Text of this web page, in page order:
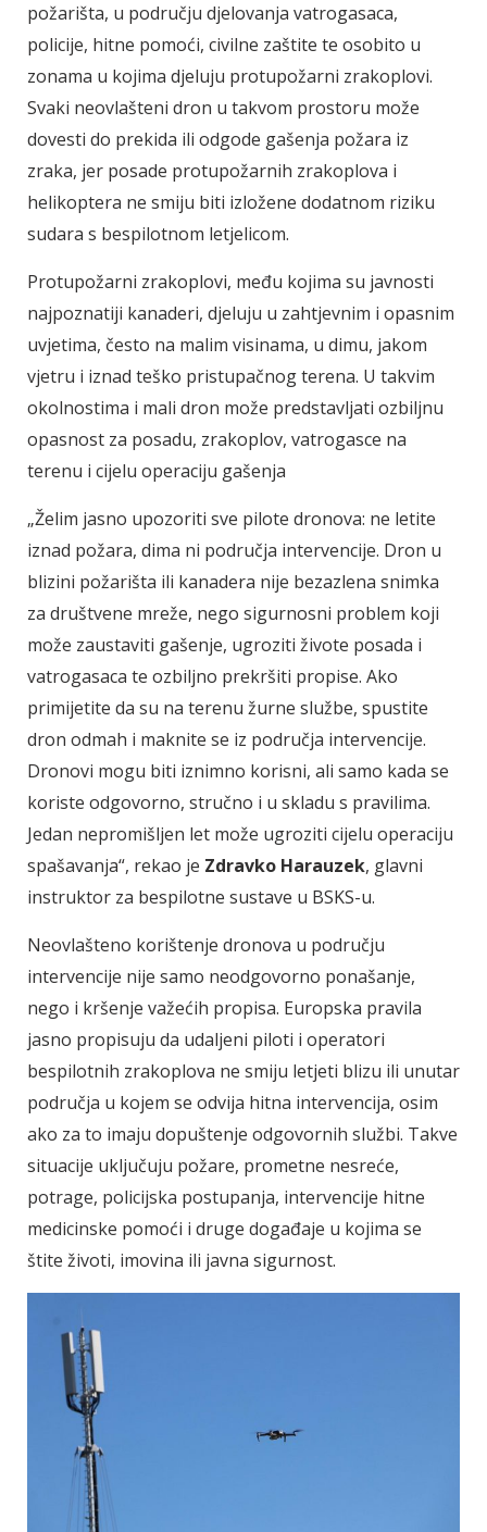
požarišta, u području djelovanja vatrogasaca,
policije, hitne pomoći, civilne zaštite te osobito u
zonama u kojima djeluju protupožarni zrakoplovi.
Svaki neovlašteni dron u takvom prostoru može
dovesti do prekida ili odgode gašenja požara iz
zraka, jer posade protupožarnih zrakoplova i
helikoptera ne smiju biti izložene dodatnom riziku
sudara s bespilotnom letjelicom.
Protupožarni zrakoplovi, među kojima su javnosti
najpoznatiji kanaderi, djeluju u zahtjevnim i opasnim
uvjetima, često na malim visinama, u dimu, jakom
vjetru i iznad teško pristupačnog terena. U takvim
okolnostima i mali dron može predstavljati ozbiljnu
opasnost za posadu, zrakoplov, vatrogasce na
terenu i cijelu operaciju gašenja
„Želim jasno upozoriti sve pilote dronova: ne letite
iznad požara, dima ni područja intervencije. Dron u
blizini požarišta ili kanadera nije bezazlena snimka
za društvene mreže, nego sigurnosni problem koji
može zaustaviti gašenje, ugroziti živote posada i
vatrogasaca te ozbiljno prekršiti propise. Ako
primijetite da su na terenu žurne službe, spustite
dron odmah i maknite se iz područja intervencije.
Dronovi mogu biti iznimno korisni, ali samo kada se
koriste odgovorno, stručno i u skladu s pravilima.
Jedan nepromišljen let može ugroziti cijelu operaciju
spašavanja“, rekao je Zdravko Harauzek, glavni
instruktor za bespilotne sustave u BSKS-u.
Neovlašteno korištenje dronova u području
intervencije nije samo neodgovorno ponašanje,
nego i kršenje važećih propisa. Europska pravila
jasno propisuju da udaljeni piloti i operatori
bespilotnih zrakoplova ne smiju letjeti blizu ili unutar
područja u kojem se odvija hitna intervencija, osim
ako za to imaju dopuštenje odgovornih službi. Takve
situacije uključuju požare, prometne nesreće,
potrage, policijska postupanja, intervencije hitne
medicinske pomoći i druge događaje u kojima se
štite životi, imovina ili javna sigurnost.